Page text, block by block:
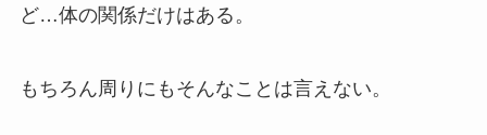
ど…体の関係だけはある。
もちろん周りにもそんなことは言えない。